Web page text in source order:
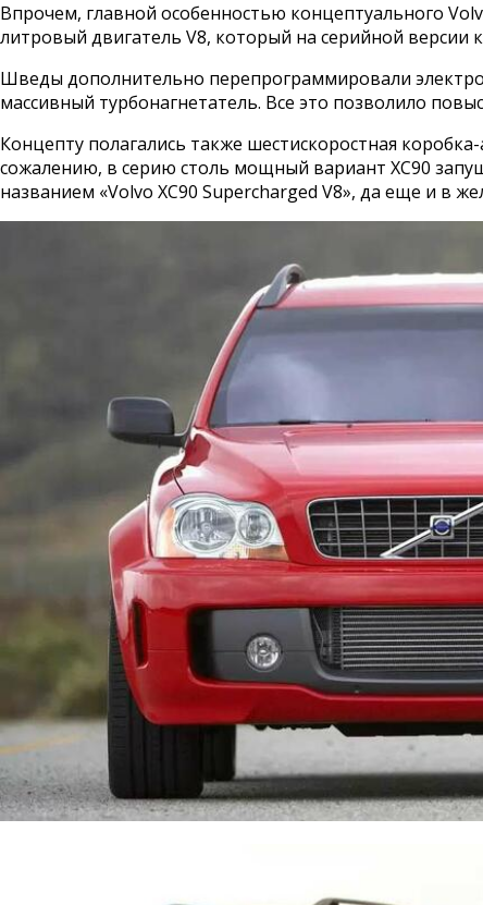
Впрочем, главной особенностью концептуального
литровый двигатель V8, который на серийной версии
Шведы дополнительно перепрограммировали
массивный турбонагнетатель. Все это позволило
Концепту полагались также шестискоростная
сожалению, в серию столь мощный вариант XC90
названием «Volvo XC90 Supercharged V8», да еще и в